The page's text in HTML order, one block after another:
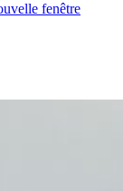
fenêtre